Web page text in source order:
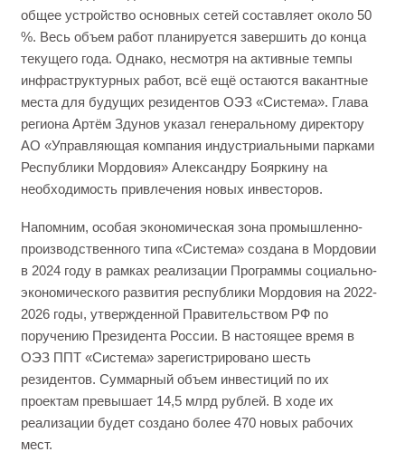
общее устройство основных сетей составляет около 50
%. Весь объем работ планируется завершить до конца
текущего года. Однако, несмотря на активные темпы
инфраструктурных работ, всё ещё остаются вакантные
места для будущих резидентов ОЭЗ «Система». Глава
региона Артём Здунов указал генеральному директору
АО «Управляющая компания индустриальными парками
Республики Мордовия» Александру Бояркину на
необходимость привлечения новых инвесторов.
Напомним, особая экономическая зона промышленно-
производственного типа «Система» создана в Мордовии
в 2024 году в рамках реализации Программы социально-
экономического развития республики Мордовия на 2022-
2026 годы, утвержденной Правительством РФ по
поручению Президента России. В настоящее время в
ОЭЗ ППТ «Система» зарегистрировано шесть
резидентов. Суммарный объем инвестиций по их
проектам превышает 14,5 млрд рублей. В ходе их
реализации будет создано более 470 новых рабочих
мест.